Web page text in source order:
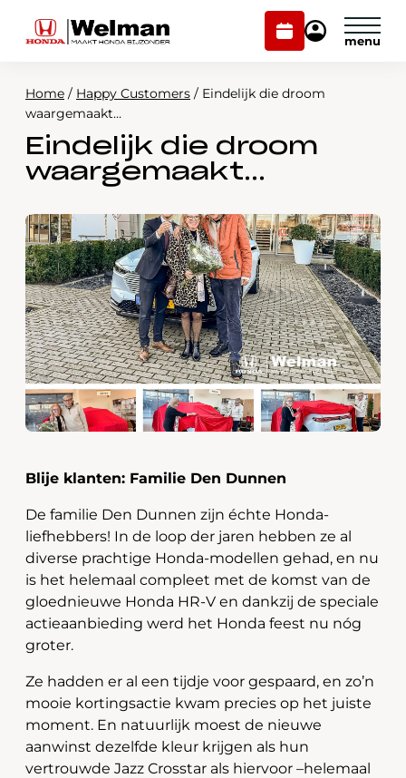
Plan
onderhoud
Mijn
Modellen
Voorraad
Over ons
Webshop
Contact
Plan onderhoud
Home / Happy Customers / Eindelijk die droom
waargemaakt…
Eindelijk die droom
waargemaakt…
Blije klanten: Familie Den Dunnen
De familie Den Dunnen zijn échte Honda-
liefhebbers! In de loop der jaren hebben ze al
diverse prachtige Honda-modellen gehad, en nu
is het helemaal compleet met de komst van de
gloednieuwe Honda HR-V en dankzij de speciale
actieaanbieding werd het Honda feest nu nóg
groter.
Ze hadden er al een tijdje voor gespaard, en zo’n
mooie kortingsactie kwam precies op het juiste
moment. En natuurlijk moest de nieuwe
aanwinst dezelfde kleur krijgen als hun
vertrouwde Jazz Crosstar als hiervoor –helemaal